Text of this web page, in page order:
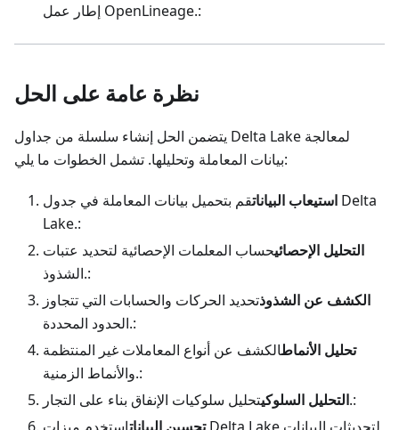
إطار عمل OpenLineage.:
نظرة عامة على الحل
يتضمن الحل إنشاء سلسلة من جداول Delta Lake لمعالجة
بيانات المعاملة وتحليلها. تشمل الخطوات ما يلي:
استيعاب البياناتقم بتحميل بيانات المعاملة في جدول Delta
Lake.:
التحليل الإحصائيحساب المعلمات الإحصائية لتحديد عتبات
الشذوذ.:
الكشف عن الشذوذتحديد الحركات والحسابات التي تتجاوز
الحدود المحددة.:
تحليل الأنماطالكشف عن أنواع المعاملات غير المنتظمة
والأنماط الزمنية.:
التحليل السلوكيتحليل سلوكيات الإنفاق بناء على التجار.: